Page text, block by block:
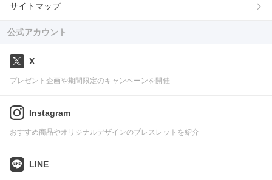
サイトマップ
公式アカウント
X
プレゼント企画や期間限定のキャンペーンを開催
Instagram
おすすめ商品やオリジナルデザインのブレスレットを紹介
LINE